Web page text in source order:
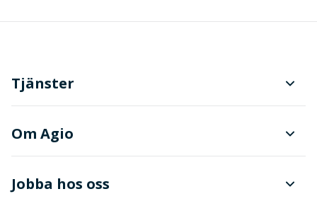
Tjänster
Planering och produktionsstyrning
Om Agio
Finanser
Jobba hos oss